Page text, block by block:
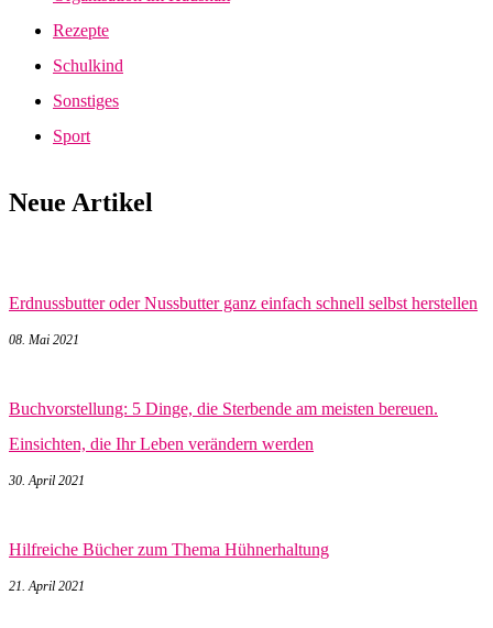
Rezepte
Schulkind
Sonstiges
Sport
Neue Artikel
Erdnussbutter oder Nussbutter ganz einfach schnell selbst herstellen
08. Mai 2021
Buchvorstellung: 5 Dinge, die Sterbende am meisten bereuen.
Einsichten, die Ihr Leben verändern werden
30. April 2021
Hilfreiche Bücher zum Thema Hühnerhaltung
21. April 2021